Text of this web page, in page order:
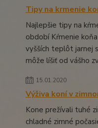
Tipy na krmenie
Najlepšie tipy na
období Kŕmenie
vyšších teplôt jarnej
môže líšiť od vášho
15.01.2020
Výživa koní v
Kone prežívali tuhé
chladné zimné